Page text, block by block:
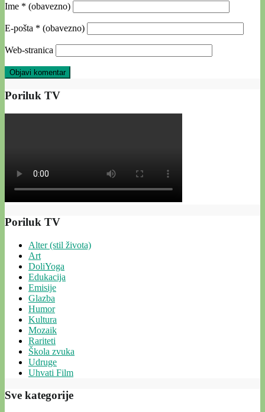
Ime * (obavezno)
E-pošta * (obavezno)
Web-stranica
Poriluk TV
Poriluk TV
Alter (stil života)
Art
DoliYoga
Edukacija
Emisije
Glazba
Humor
Kultura
Mozaik
Rariteti
Škola zvuka
Udruge
Uhvati Film
Sve kategorije